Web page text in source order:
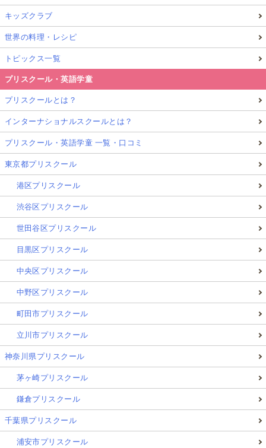
キッズクラブ
世界の料理・レシピ
トピックス一覧
プリスクール・英語学童
プリスクールとは？
インターナショナルスクールとは？
プリスクール・英語学童 一覧・口コミ
東京都プリスクール
港区プリスクール
渋谷区プリスクール
世田谷区プリスクール
目黒区プリスクール
中央区プリスクール
中野区プリスクール
町田市プリスクール
立川市プリスクール
神奈川県プリスクール
茅ヶ崎プリスクール
鎌倉プリスクール
千葉県プリスクール
浦安市プリスクール